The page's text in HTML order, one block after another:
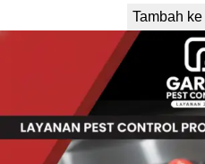
Tambah